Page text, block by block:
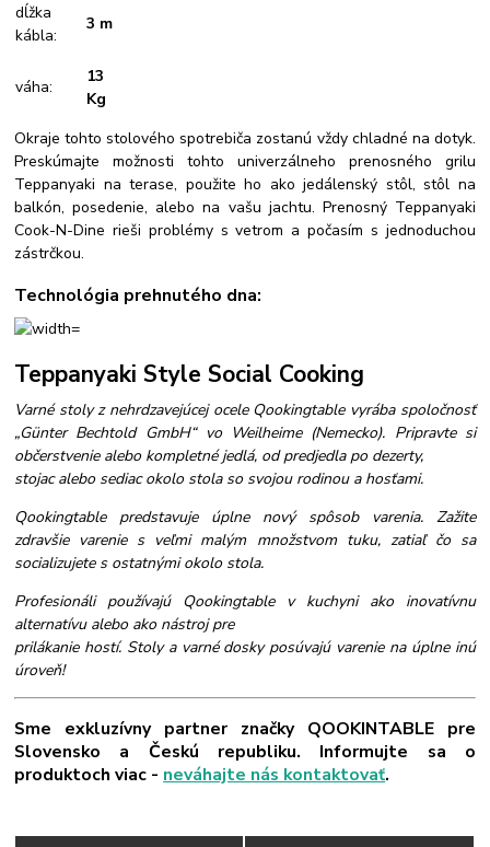
dĺžka
kábla:
3 m
váha:
13
Kg
Okraje tohto stolového spotrebiča zostanú vždy chladné na dotyk.
Preskúmajte možnosti tohto univerzálneho prenosného grilu
Teppanyaki na terase, použite ho ako jedálenský stôl, stôl na
balkón, posedenie, alebo na vašu jachtu. Prenosný Teppanyaki
Cook-N-Dine rieši problémy s vetrom a počasím s jednoduchou
zástrčkou.
Technológia prehnutého dna:
Teppanyaki Style Social Cooking
Varné stoly z nehrdzavejúcej ocele Qookingtable vyrába spoločnosť
„Günter Bechtold GmbH“ vo Weilheime (Nemecko). Pripravte si
občerstvenie alebo kompletné jedlá, od predjedla po dezerty,
stojac alebo sediac okolo stola so svojou rodinou a hosťami.
Qookingtable predstavuje úplne nový spôsob varenia. Zažite
zdravšie varenie s veľmi malým množstvom tuku, zatiaľ čo sa
socializujete s ostatnými okolo stola.
Profesionáli používajú Qookingtable v kuchyni ako inovatívnu
alternatívu alebo ako nástroj pre
prilákanie hostí. Stoly a varné dosky posúvajú varenie na úplne inú
úroveň!
Sme exkluzívny partner značky QOOKINTABLE pre
Slovensko a Českú republiku. Informujte sa o
produktoch viac - neváhajte nás kontaktovať.